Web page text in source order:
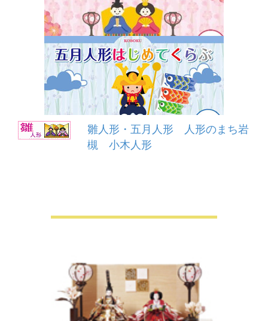
雛人形・五月人形 人形のまち岩
槻 小木人形